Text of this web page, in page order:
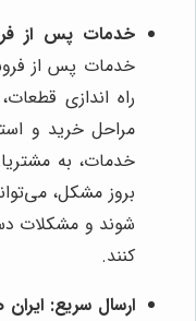
خدمات پس از
خدمات پس از
راه اندازی
مراحل خرید و
خدمات، به
بروز مشکل،
شوند و مشکلات
کنند.
ارسال سریع: